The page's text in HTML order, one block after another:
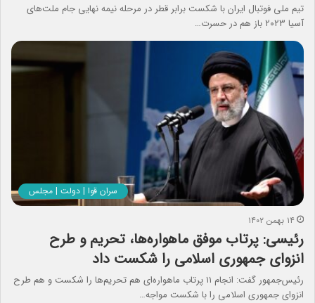
تیم ملی فوتبال ایران با شکست برابر قطر در مرحله نیمه نهایی جام ملت‌های
آسیا ۲۰۲۳ باز هم در حسرت…
سران قوا | دولت | مجلس
۱۴ بهمن ۱۴۰۲
رئیسی: پرتاب موفق ماهواره‌ها، تحریم و طرح
انزوای جمهوری اسلامی را شکست داد
رئیس‌جمهور گفت: انجام ١١ پرتاب ماهواره‌ای هم تحریم‌ها را شکست و هم طرح
انزوای جمهوری اسلامی را با شکست مواجه…